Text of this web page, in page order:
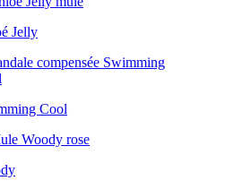
Jelly
Cool